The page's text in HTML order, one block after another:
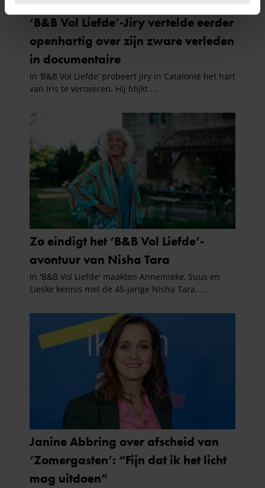
intrekken in de Cookieverklaring.
We gebruiken cookies om content en advertenties te
personaliseren, om functies voor social media te bieden
informatie over uw gebruik van onze site met onze
partners kunnen deze gegevens combineren met andere
informatie die u aan ze heeft verstrekt of die ze hebben
verzameld op basis van uw gebruik van hun services. U
gaat akkoord met onze cookies als u onze website blijft
gebruiken.